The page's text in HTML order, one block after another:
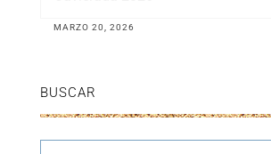
MARZO 20, 2026
BUSCAR